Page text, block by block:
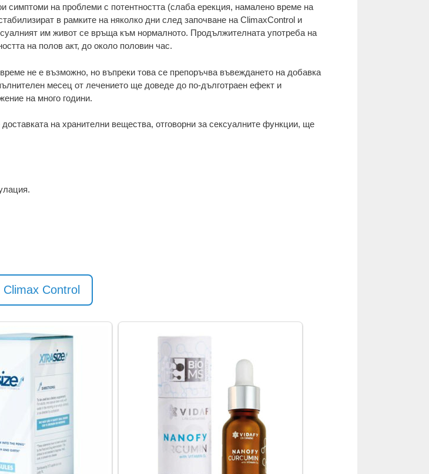
симптоми на проблеми с потентността (слаба ерекция, намалено време на
в рамките на няколко дни след започване на ClimaxControl и
им живот се връща към нормалното. Продължителната употреба на
на полов акт, до около половин час.
не е възможно, но въпреки това се препоръчва въвеждането на добавка
месец от лечението ще доведе до по-дълготраен ефект и
на много години.
на хранителни вещества, отговорни за сексуалните функции, ще
Climax Control